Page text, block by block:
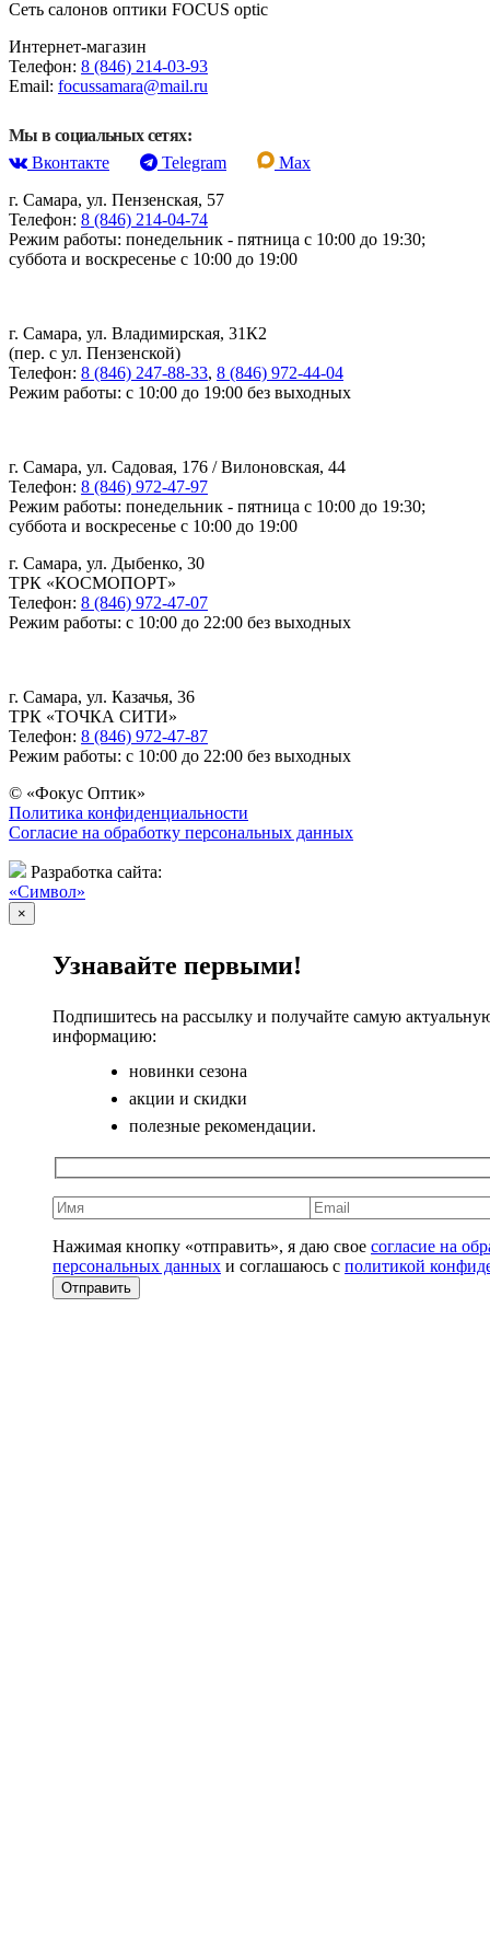
Сеть салонов оптики FOCUS optic
Интернет-магазин
Телефон: 8 (846) 214-03-93
Email: focussamara@mail.ru
Мы в социальных сетях:
Вконтакте
Telegram
Max
г. Самара, ул. Пензенская, 57
Телефон: 8 (846) 214-04-74
Режим работы: понедельник - пятница с 10:00 до 19:30;
суббота и воскресенье с 10:00 до 19:00
г. Самара, ул. Владимирская, 31К2
(пер. с ул. Пензенской)
Телефон: 8 (846) 247-88-33, 8 (846) 972-44-04
Режим работы: с 10:00 до 19:00 без выходных
г. Самара, ул. Садовая, 176 / Вилоновская, 44
Телефон: 8 (846) 972-47-97
Режим работы: понедельник - пятница с 10:00 до 19:30;
суббота и воскресенье с 10:00 до 19:00
г. Самара, ул. Дыбенко, 30
ТРК «КОСМОПОРТ»
Телефон: 8 (846) 972-47-07
Режим работы: с 10:00 до 22:00 без выходных
г. Самара, ул. Казачья, 36
ТРК «ТОЧКА СИТИ»
Телефон: 8 (846) 972-47-87
Режим работы: с 10:00 до 22:00 без выходных
© «Фокус Оптик»
Политика конфиденциальности
Согласие на обработку персональных данных
Разработка сайта:
«Символ»
×
Узнавайте первыми!
Подпишитесь на рассылку и получайте самую
информацию:
новинки сезона
акции и скидки
полезные рекомендации.
Нажимая кнопку «отправить», я даю свое согласие на
персональных данных и соглашаюсь с политикой